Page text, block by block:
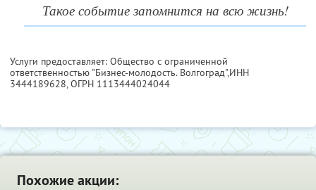
Такое событие запомнится на всю жизнь!
Услуги предоставляет: Общество с ограниченной
ответственностью "Бизнес-молодость. Волгоград",ИНН
3444189628, ОГРН 1113444024044
Похожие акции: